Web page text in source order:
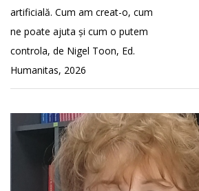
artificială. Cum am creat-o, cum
ne poate ajuta şi cum o putem
controla, de Nigel Toon, Ed.
Humanitas, 2026